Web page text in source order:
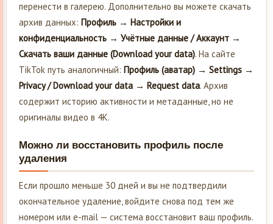
перенести в галерею. Дополнительно вы можете скачать
архив данных: Профиль → Настройки и
конфиденциальность → Учётные данные / Аккаунт →
Скачать ваши данные (Download your data). На сайте
TikTok путь аналогичный: Профиль (аватар) → Settings →
Privacy / Download your data → Request data. Архив
содержит историю активности и метаданные, но не
оригиналы видео в 4K.
Можно ли восстановить профиль после
удаления
Если прошло меньше 30 дней и вы не подтвердили
окончательное удаление, войдите снова под тем же
номером или e-mail — система восстановит ваш профиль.